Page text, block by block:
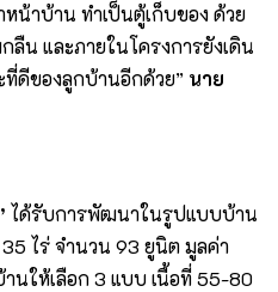
หน้าบ้าน ทำเป็นตู้เก็บของ ด้วย
ลืน และภายในโครงการยังเดิน
ดีของลูกบ้านอีกด้วย” นาย
ได้รับการพัฒนาในรูปแบบบ้าน
ไร่ จำนวน 93 ยูนิต มูลค่า
นให้เลือก 3 แบบ เนื้อที่ 55-80